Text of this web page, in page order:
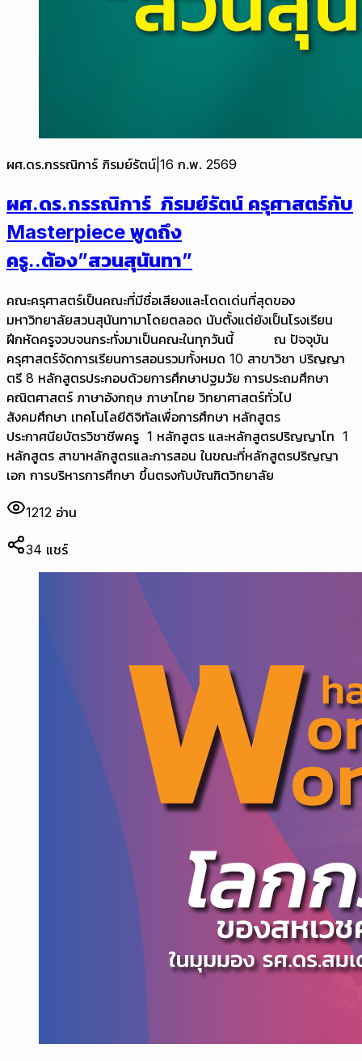
ผศ.ดร.กรรณิการ์ ภิรมย์รัตน์ 16 ก.พ. 2569
ผศ.ดร.กรรณิการ์ ภิรมย์รัตน์ ครุศาสตร์กับ
Masterpiece พูดถึง
ครู..ต้อง”สวนสุนันทา”
คณะครุศาสตร์เป็นคณะที่มีชื่อเสียงและโดดเด่นที่สุดของ
มหาวิทยาลัยสวนสุนันทามาโดยตลอด นับตั้งแต่ยังเป็นโรงเรียน
ฝึกหัดครูจวบจนกระทั่งมาเป็นคณะในทุกวันนี้ ณ ปัจจุบัน
ครุศาสตร์จัดการเรียนการสอนรวมทั้งหมด 10 สาขาวิชา ปริญญา
ตรี 8 หลักสูตรประกอบด้วยการศึกษาปฐมวัย การประถมศึกษา
คณิตศาสตร์ ภาษาอังกฤษ ภาษาไทย วิทยาศาสตร์ทั่วไป
สังคมศึกษา เทคโนโลยีดิจิทัลเพื่อการศึกษา หลักสูตร
ประกาศนียบัตรวิชาชีพครู 1 หลักสูตร และหลักสูตรปริญญาโท 1
หลักสูตร สาขาหลักสูตรและการสอน ในขณะที่หลักสูตรปริญญา
เอก การบริหารการศึกษา ขึ้นตรงกับบัณฑิตวิทยาลัย
1212 อ่าน
34 แชร์